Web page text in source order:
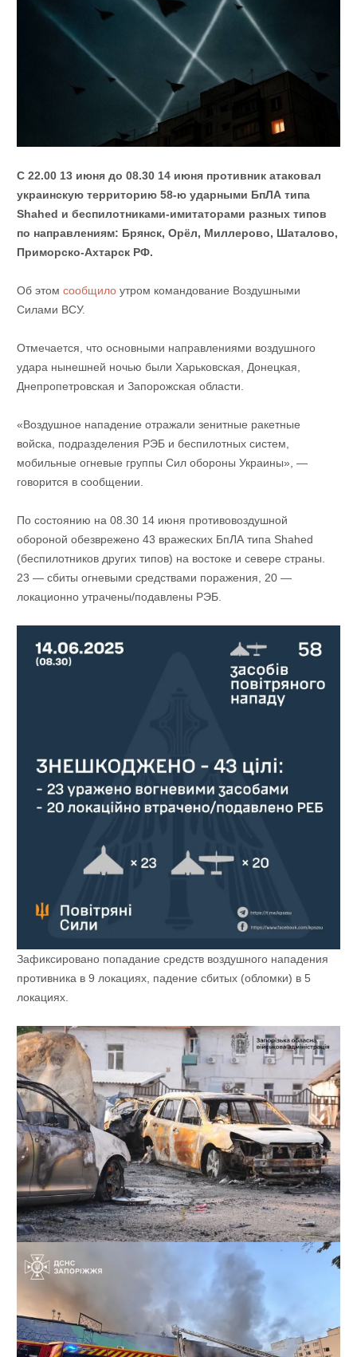
С 22.00 13 июня до 08.30 14 июня противник атаковал
украинскую территорию 58-ю ударными БпЛА типа
Shahed и беспилотниками-имитаторами разных типов
по направлениям: Брянск, Орёл, Миллерово, Шаталово,
Приморско-Ахтарск РФ.
Об этом сообщилоутром командование Воздушными
Силами ВСУ.
Отмечается, что основными направлениями воздушного
удара нынешней ночью были Харьковская, Донецкая,
Днепропетровская и Запорожская области.
«Воздушное нападение отражали зенитные ракетные
войска, подразделения РЭБ и беспилотных систем,
мобильные огневые группы Сил обороны Украины», —
говорится в сообщении.
По состоянию на 08.30 14 июня противовоздушной
обороной обезврежено 43 вражеских БпЛА типа Shahed
(беспилотников других типов) на востоке и севере страны.
23 — сбиты огневыми средствами поражения, 20 —
локационно утрачены/подавлены РЭБ.
Зафиксировано попадание средств воздушного нападения
противника в 9 локациях, падение сбитых (обломки) в 5
локациях.